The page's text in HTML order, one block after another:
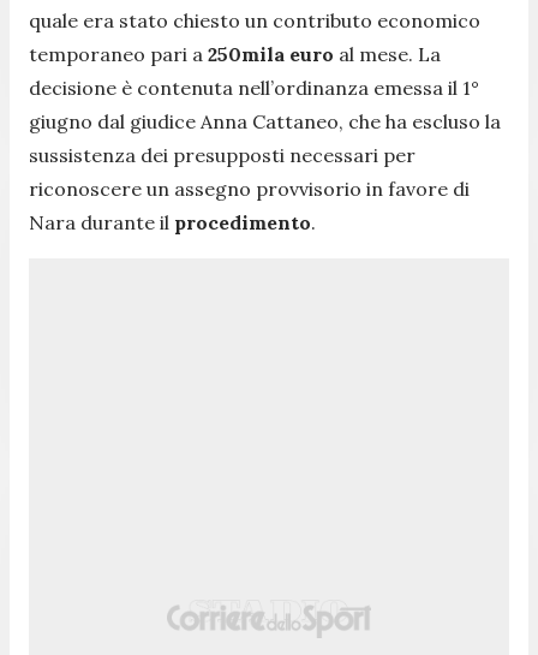
quale era stato chiesto un contributo economico
temporaneo pari a 250mila euro al mese. La
decisione è contenuta nell’ordinanza emessa il 1°
giugno dal giudice Anna Cattaneo, che ha escluso la
sussistenza dei presupposti necessari per
riconoscere un assegno provvisorio in favore di
Nara durante il procedimento.